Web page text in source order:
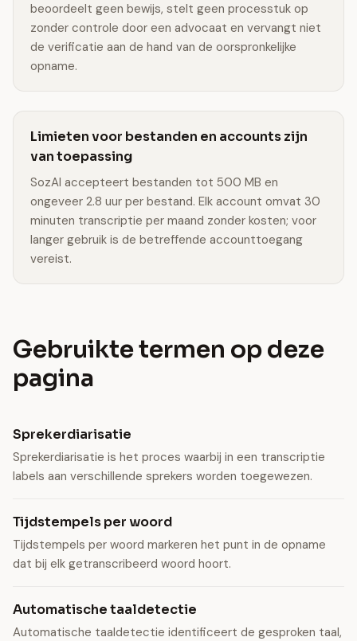
beoordeelt geen bewijs, stelt geen processtuk op
zonder controle door een advocaat en vervangt niet
de verificatie aan de hand van de oorspronkelijke
opname.
Limieten voor bestanden en accounts zijn
van toepassing
SozAI accepteert bestanden tot 500 MB en
ongeveer 2.8 uur per bestand. Elk account omvat 30
minuten transcriptie per maand zonder kosten; voor
langer gebruik is de betreffende accounttoegang
vereist.
Gebruikte termen op deze
pagina
Sprekerdiarisatie
Sprekerdiarisatie is het proces waarbij in een transcriptie
labels aan verschillende sprekers worden toegewezen.
Tijdstempels per woord
Tijdstempels per woord markeren het punt in de opname
dat bij elk getranscribeerd woord hoort.
Automatische taaldetectie
Automatische taaldetectie identificeert de gesproken taal,